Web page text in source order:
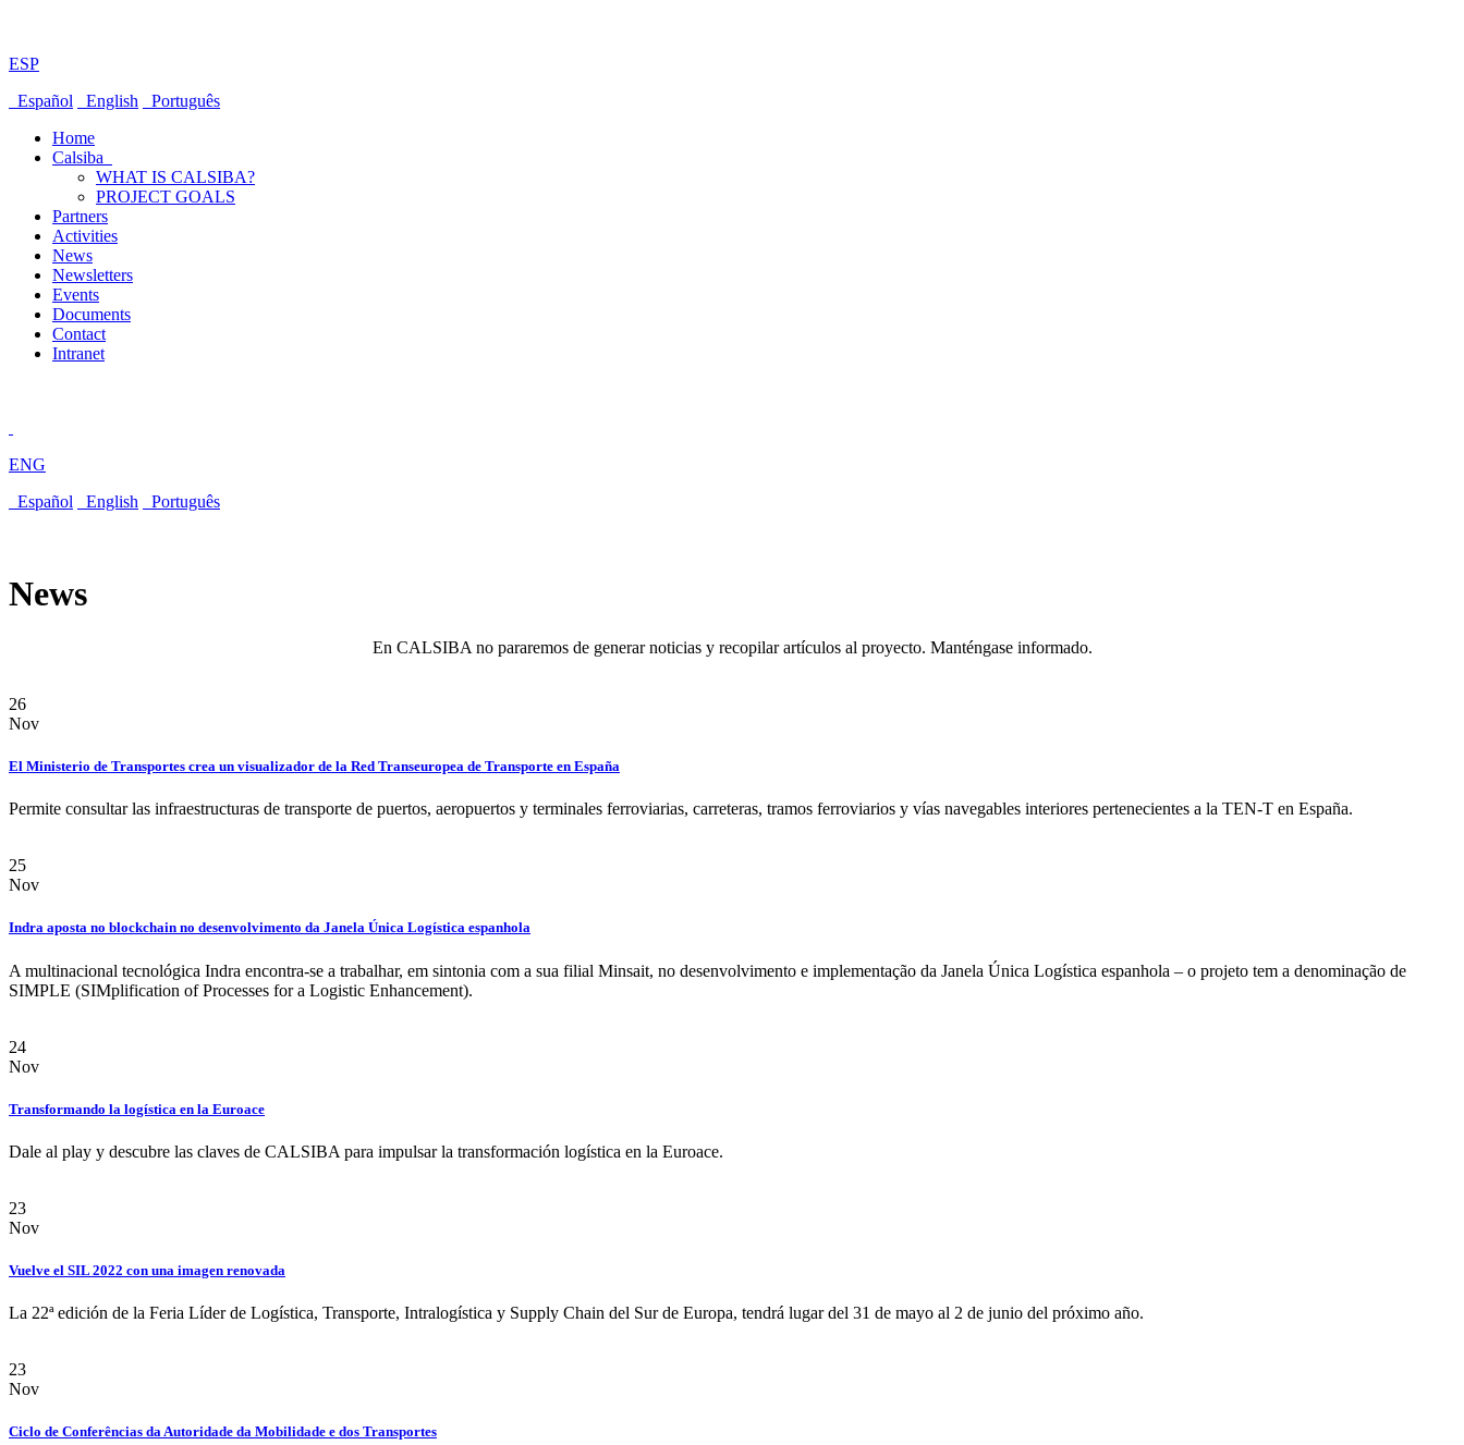
ESP
Español
English
Português
Home
Calsiba
WHAT IS CALSIBA?
PROJECT GOALS
Partners
Activities
News
Newsletters
Events
Documents
Contact
Intranet
ENG
Español
English Português
News
En CALSIBA no pararemos de generar noticias y recopilar artículos al proyecto. Manténgase informado.
26
Nov
El Ministerio de Transportes crea un visualizador de la Red Transeuropea de Transporte en España
Permite consultar las infraestructuras de transporte de puertos, aeropuertos y terminales ferroviarias, carreteras, tramos ferroviarios y vías navegables interiores pertenecientes a la TEN-T en España.
25
Nov
Indra aposta no blockchain no desenvolvimento da Janela Única Logística espanhola
A multinacional tecnológica Indra encontra-se a trabalhar, em sintonia com a sua filial Minsait, no desenvolvimento e implementação da Janela Única Logística espanhola – o projeto tem a denominação de
SIMPLE (SIMplification of Processes for a Logistic Enhancement).
24
Nov
Transformando la logística en la Euroace
Dale al play y descubre las claves de CALSIBA para impulsar la transformación logística en la Euroace.
23
Nov
Vuelve el SIL 2022 con una imagen renovada
La 22ª edición de la Feria Líder de Logística, Transporte, Intralogística y Supply Chain del Sur de Europa, tendrá lugar del 31 de mayo al 2 de junio del próximo año.
23
Nov
Ciclo de Conferências da Autoridade da Mobilidade e dos Transportes